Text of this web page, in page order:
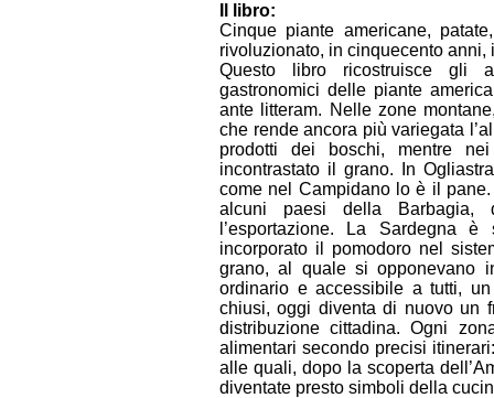
Il libro:
Cinque piante americane,
rivoluzionato, in cinquecento
Questo libro ricostruisce gli
gastronomici delle piante
ante litteram. Nelle zone
che rende ancora più variegata
prodotti dei boschi, mentre
incontrastato il grano. In
come nel Campidano lo è il
alcuni paesi della Barbagia,
l’esportazione. La Sardegna
incorporato il pomodoro nel
grano, al quale si opponevano
ordinario e accessibile a tutti,
chiusi, oggi diventa di nuovo un
distribuzione cittadina. Ogni
alimentari secondo precisi
alle quali, dopo la scoperta
diventate presto simboli della